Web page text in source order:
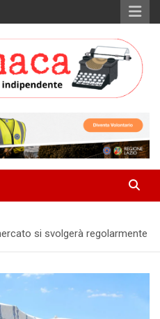
si svolgerà regolarmente